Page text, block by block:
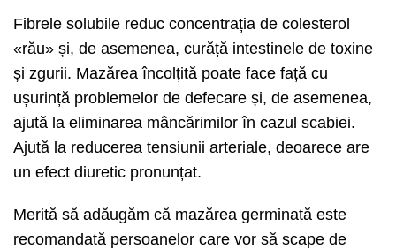
Fibrele solubile reduc concentrația de colesterol
«rău» și, de asemenea, curăță intestinele de toxine
și zgurii. Mazărea încolțită poate face față cu
ușurință problemelor de defecare și, de asemenea,
ajută la eliminarea mâncărimilor în cazul scabiei.
Ajută la reducerea tensiunii arteriale, deoarece are
un efect diuretic pronunțat.
Merită să adăugăm că mazărea germinată este
recomandată persoanelor care vor să scape de